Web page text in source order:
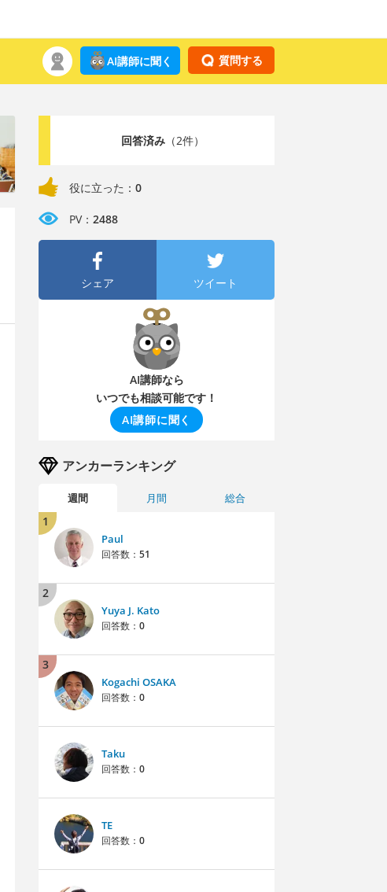
質問する
AI講師に聞く
回答済み（2件）
役に立った： 0
PV： 2488
シェア ツイート
AI講師なら
いつでも相談可能です！
AI講師に聞く
アンカーランキング
週間 月間 総合
1
Paul
回答数： 51
2
Yuya J. Kato
回答数： 0
3
Kogachi OSAKA
回答数： 0
Taku
回答数： 0
TE
回答数： 0